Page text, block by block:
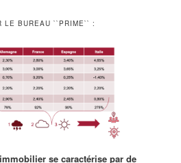
LE BUREAU ``PRIME`` :
se caractérise par de